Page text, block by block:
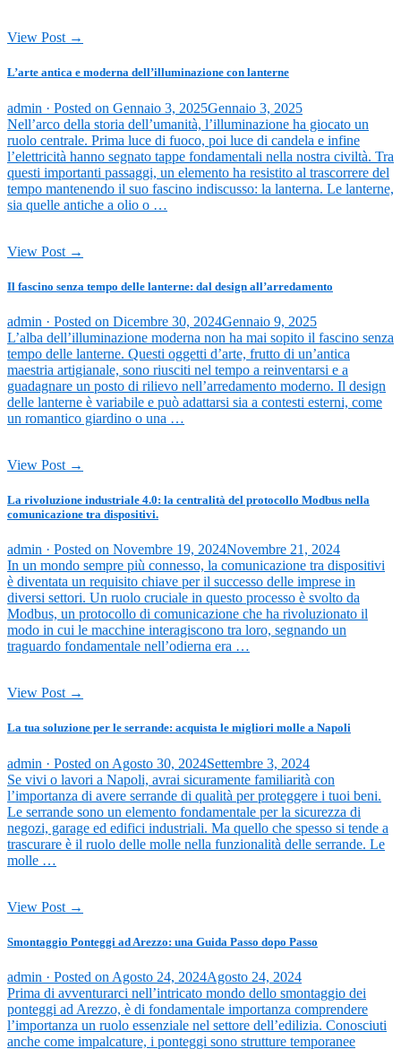
View Post →
L’arte antica e moderna dell’illuminazione con lanterne
admin · Posted on Gennaio 3, 2025Gennaio 3, 2025
Nell’arco della storia dell’umanità, l’illuminazione ha giocato un
ruolo centrale. Prima luce di fuoco, poi luce di candela e infine
l’elettricità hanno segnato tappe fondamentali nella nostra civiltà. Tra
questi importanti passaggi, un elemento ha resistito al trascorrere del
tempo mantenendo il suo fascino indiscusso: la lanterna. Le lanterne,
sia quelle antiche a olio o …
View Post →
Il fascino senza tempo delle lanterne: dal design all’arredamento
admin · Posted on Dicembre 30, 2024Gennaio 9, 2025
L’alba dell’illuminazione moderna non ha mai sopito il fascino senza
tempo delle lanterne. Questi oggetti d’arte, frutto di un’antica
maestria artigianale, sono riusciti nel tempo a reinventarsi e a
guadagnare un posto di rilievo nell’arredamento moderno. Il design
delle lanterne è variabile e può adattarsi sia a contesti esterni, come
un romantico giardino o una …
View Post →
La rivoluzione industriale 4.0: la centralità del protocollo Modbus nella
comunicazione tra dispositivi.
admin · Posted on Novembre 19, 2024Novembre 21, 2024
In un mondo sempre più connesso, la comunicazione tra dispositivi
è diventata un requisito chiave per il successo delle imprese in
diversi settori. Un ruolo cruciale in questo processo è svolto da
Modbus, un protocollo di comunicazione che ha rivoluzionato il
modo in cui le macchine interagiscono tra loro, segnando un
traguardo fondamentale nell’odierna era …
View Post →
La tua soluzione per le serrande: acquista le migliori molle a Napoli
admin · Posted on Agosto 30, 2024Settembre 3, 2024
Se vivi o lavori a Napoli, avrai sicuramente familiarità con
l’importanza di avere serrande di qualità per proteggere i tuoi beni.
Le serrande sono un elemento fondamentale per la sicurezza di
negozi, garage ed edifici industriali. Ma quello che spesso si tende a
trascurare è il ruolo delle molle nella funzionalità delle serrande. Le
molle …
View Post →
Smontaggio Ponteggi ad Arezzo: una Guida Passo dopo Passo
admin · Posted on Agosto 24, 2024Agosto 24, 2024
Prima di avventurarci nell’intricato mondo dello smontaggio dei
ponteggi ad Arezzo, è di fondamentale importanza comprendere
l’importanza un ruolo essenziale nel settore dell’edilizia. Conosciuti
anche come impalcature, i ponteggi sono strutture temporanee